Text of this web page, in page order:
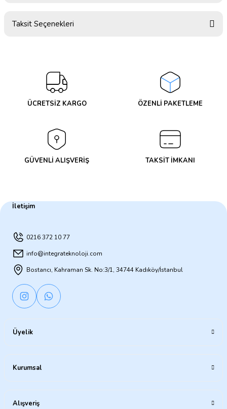
Taksit Seçenekleri
ÜCRETSİZ KARGO ÖZENLİ PAKETLEME
GÜVENLİ ALIŞVERİŞ TAKSİT İMKANI
İletişim
0216 372 10 77
info@integrateknoloji.com
Bostancı, Kahraman Sk. No:3/1, 34744 Kadıköy/İstanbul
Üyelik
Kurumsal
Alışveriş